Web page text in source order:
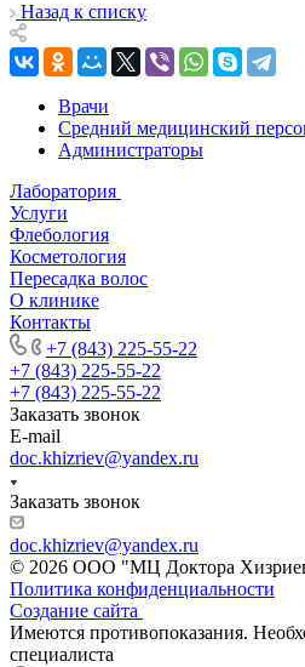
Назад к списку
Врачи
Средний медицинский
Администраторы
Лаборатория
Услуги
Флебология
Косметология
Пересадка волос
О клинике
Контакты
+7 (843) 225-55-22
+7 (843) 225-55-22
+7 (843) 225-55-22
Заказать звонок
E-mail
doc.khizriev@yandex.ru
Заказать звонок
doc.khizriev@yandex.ru
© 2026 ООО "МЦ Доктора
Политика конфиденциальности
Создание сайта
Имеются противопоказания.
специалиста